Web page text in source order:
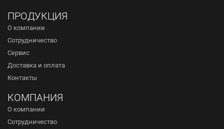
ПРОДУКЦИЯ
О компании
Сотрудничество
Сервис
Доставка и оплата
Контакты
КОМПАНИЯ
О компании
Сотрудничество